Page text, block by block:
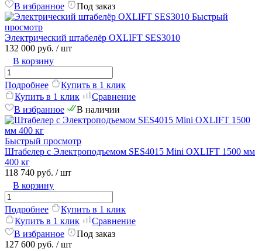
В избранное
Под заказ
Быстрый
просмотр
Электрический штабелёр OXLIFT SES3010
132 000 руб. / шт
В корзину
Подробнее
Купить в 1 клик
Купить в 1 клик
Сравнение
В избранное
В наличии
Быстрый просмотр
Штабелер с Электроподъемом SES4015 Mini OXLIFT 1500 мм
400 кг
118 740 руб. / шт
В корзину
Подробнее
Купить в 1 клик
Купить в 1 клик
Сравнение
В избранное
Под заказ
127 600 руб. / шт